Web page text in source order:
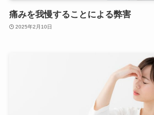
痛みを我慢することによる弊害
2025年2月10日